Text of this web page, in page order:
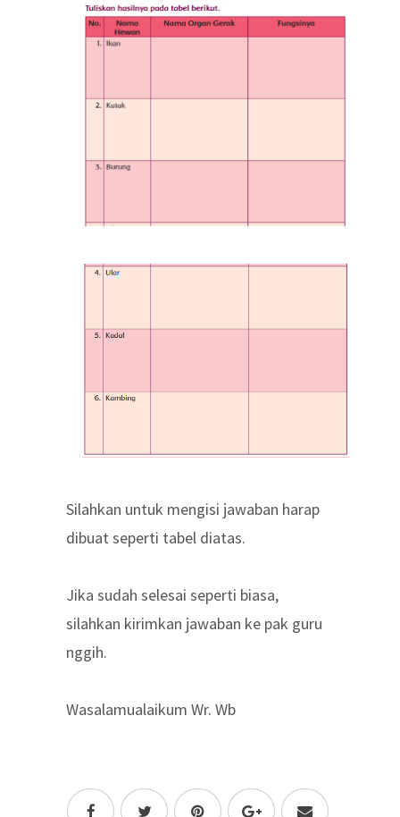
Silahkan untuk mengisi jawaban harap
dibuat seperti tabel diatas.
Jika sudah selesai seperti biasa,
silahkan kirimkan jawaban ke pak guru
nggih.
Wasalamualaikum Wr. Wb